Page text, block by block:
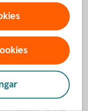
lägenheten